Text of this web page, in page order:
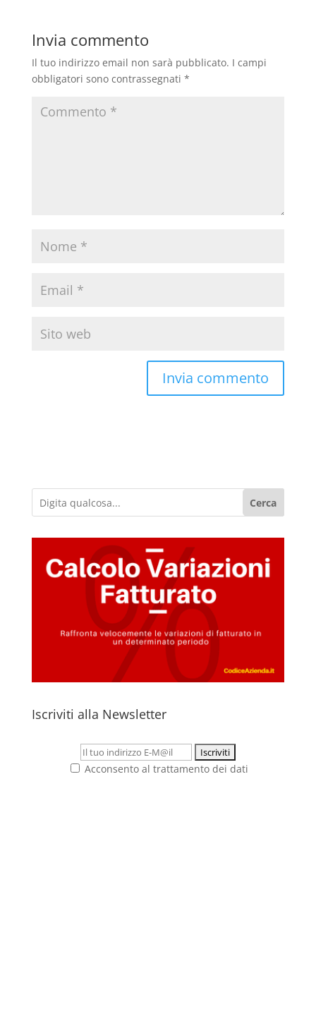
Invia commento
Il tuo indirizzo email non sarà pubblicato. I campi
obbligatori sono contrassegnati *
Cerca
Iscriviti alla Newsletter
Acconsento al trattamento dei dati